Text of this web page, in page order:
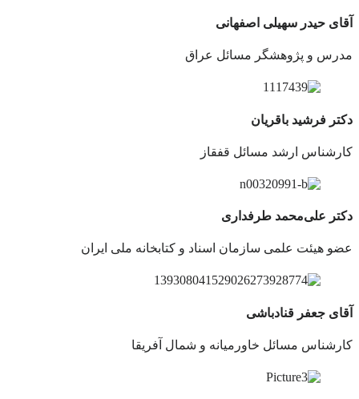
آقای حیدر سهیلی اصفهانی
مدرس و پژوهشگر مسائل عراق
دکتر فرشید باقریان
کارشناس ارشد مسائل قفقاز
دکتر علی‌محمد طرفداری
عضو هیئت علمی سازمان اسناد و کتابخانه ملی ایران
آقای جعفر قنادباشی
کارشناس مسائل خاورمیانه و شمال آفریقا